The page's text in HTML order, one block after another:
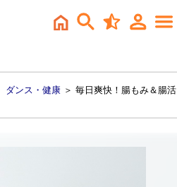
ダンス・健康 ＞ 毎日爽快！腸もみ＆腸活